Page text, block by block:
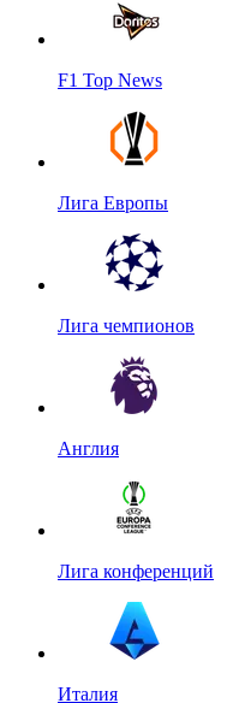
F1 Top News
Лига Европы
Лига чемпионов
Англия
Лига конференций
Италия